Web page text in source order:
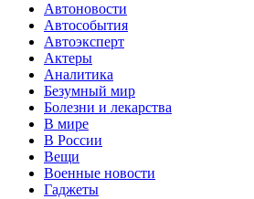
Автоновости
Автособытия
Автоэксперт
Актеры
Аналитика
Безумный мир
Болезни и лекарства
В мире
В России
Вещи
Военные новости
Гаджеты